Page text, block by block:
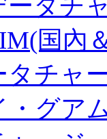
ータチ
国內
タチャ
・グア